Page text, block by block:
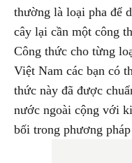
thường là loại pha để
cây lại cần một công
Công thức cho từng
Việt Nam các bạn có
thức này đã được
nước ngoài cộng với
bối trong phương